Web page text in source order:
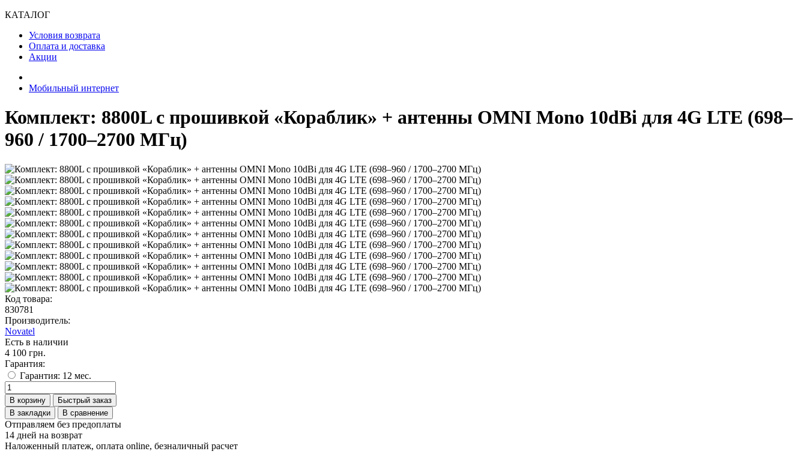
КАТАЛОГ
Условия возврата
Оплата и доставка
Акции
Мобильный интернет
Комплект: 8800L с прошивкой «Кораблик» + антенны OMNI Mono 10dBi для 4G LTE (698–
960 / 1700–2700 МГц)
Код товара:
830781
Производитель:
Novatel
Есть в наличии
4 100 грн.
Гарантия:
Гарантия: 12 мес.
В корзину
Быстрый заказ
В закладки
В сравнение
Отправляем без предоплаты
14 дней на возврат
Наложенный платеж, оплата online, безналичный расчет